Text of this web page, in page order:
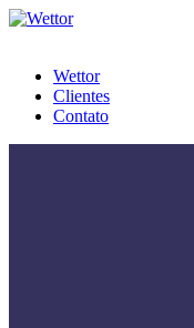
Wettor
Clientes
Contato